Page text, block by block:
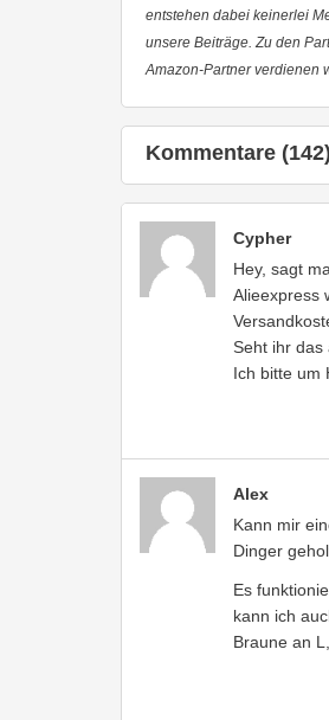
entstehen dabei keinerlei
unsere Beiträge. Zu den
Amazon-Partner verdienen
Kommentare (142)
Cypher
Hey, sagt
Alieexpress
Seht ihr das
Ich bitte um
Alex
Kann mir
Dinger
Es
kann ich
Braune an